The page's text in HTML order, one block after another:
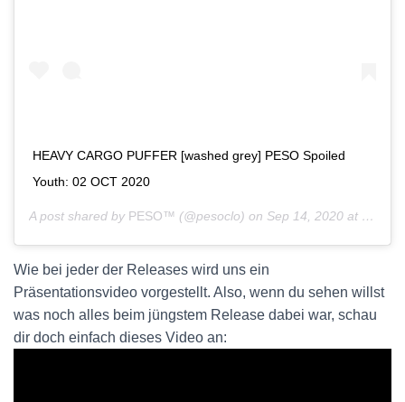
HEAVY CARGO PUFFER [washed grey] PESO Spoiled
Youth: 02 OCT 2020
A post shared by PESO™ (@pesoclo) on Sep 14, 2020 at 4:40am PDT
Wie bei jeder der Releases wird uns ein
Präsentationsvideo vorgestellt. Also, wenn du sehen willst
was noch alles beim jüngstem Release dabei war, schau
dir doch einfach dieses Video an: